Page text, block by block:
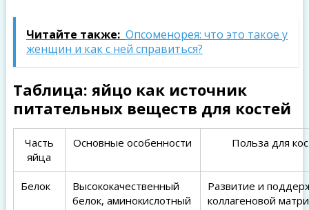
Читайте также: Опсоменорея: что это такое у
женщин и как с ней справиться?
Таблица: яйцо как источник
питательных веществ для костей
Часть
яйца
Основные особенности Польза для
Белок
Высококачественный
белок, аминокислотный
Развитие и
коллагеновой